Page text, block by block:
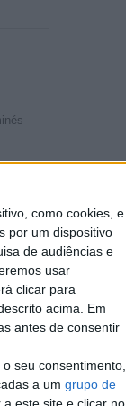
como cookies, e
por um dispositivo
de audiências e
usar
clicar para
acima. Em
antes de consentir
seu consentimento,
a um grupo de
€ 10